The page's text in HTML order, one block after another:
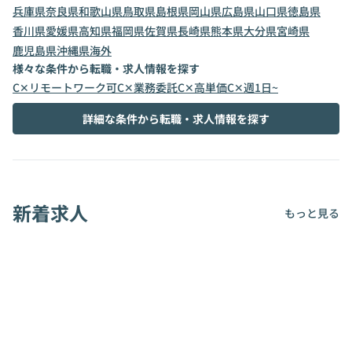
兵庫県奈良県和歌山県鳥取県島根県岡山県広島県山口県徳島県
香川県愛媛県高知県福岡県佐賀県長崎県熊本県大分県宮崎県
鹿児島県沖縄県海外
様々な条件から転職・求人情報を探す
C✕リモートワーク可C✕業務委託C✕高単価C✕週1日~
詳細な条件から転職・求人情報を探す
新着求人 もっと見る